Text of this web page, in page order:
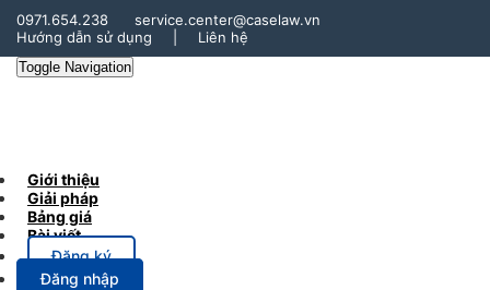
0971.654.238
service.center@caselaw.vn
Hướng dẫn sử dụng
Liên hệ
Toggle Navigation
Giới thiệu
Giải pháp
Bảng giá
Bài viết
Đăng ký
Đăng nhập